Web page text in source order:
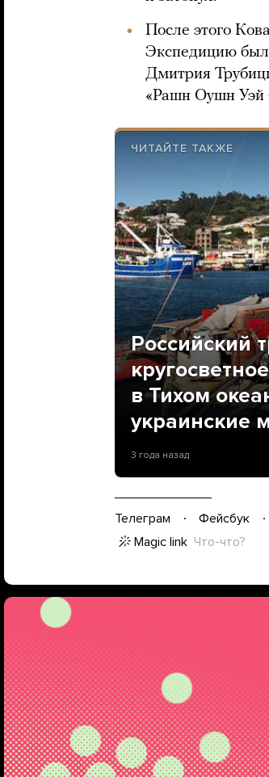
После этого
Экспедицию
Дмитрия
«Рашн Оушн Уэй
ЧИТАЙТЕ ТАКЖЕ
Российский
в Тихом
украинские
3 года назад
Телеграм Фейсбук
Magic link Что-что?